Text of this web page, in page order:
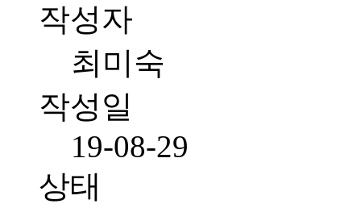
작성자
최미숙
작성일
19-08-29
상태